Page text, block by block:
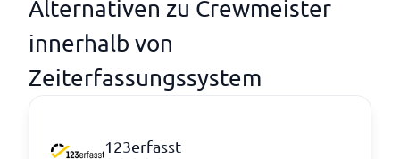
Alternativen zu Crewmeister
innerhalb von
Zeiterfassungssystem
123erfasst